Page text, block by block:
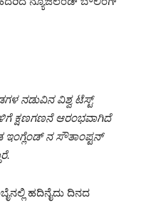
ನಡುವಿನ ವಿಶ್ವ ಟೆಸ್ಟ್
ಕ್ಷಣಗಣನೆ ಆರಂಭವಾಗಿದೆ
ಇಂಗ್ಲೆಂಡ್ ನ ಸೌತಾಂಪ್ಟನ್
ಹದಿನೈದು ದಿನದ